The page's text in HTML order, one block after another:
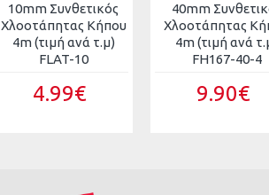
10mm Συνθετικός
Χλοοτάπητας Κήπου
4m (τιμή ανά τ.μ)
FLAT-10
4.99€
40mm
Χλοοτάπητας
4m (τιμή ανά
FH167-40-4
9.90€